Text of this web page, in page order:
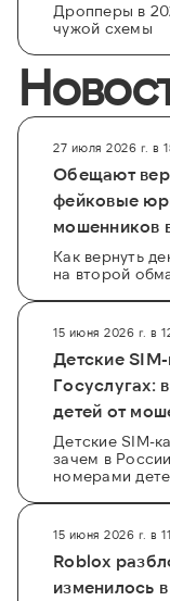
Дропперы в
чужой схемы
27 июля 2026 г. в
Обещают
фейковые
мошенников
Как вернуть
на второй
15 июня 2026 г. в
Детские
Госуслугах:
детей от
Детские SIM-
зачем в
номерами
15 июня 2026 г. в
Roblox
изменилось